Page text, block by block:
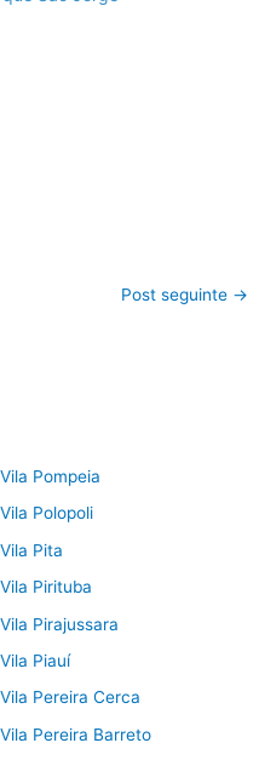
Post seguinte →
Pompeia
Polopoli
Pita
Pirituba
Pirajussara
Piauí
Pereira Cerca
Pereira Barreto